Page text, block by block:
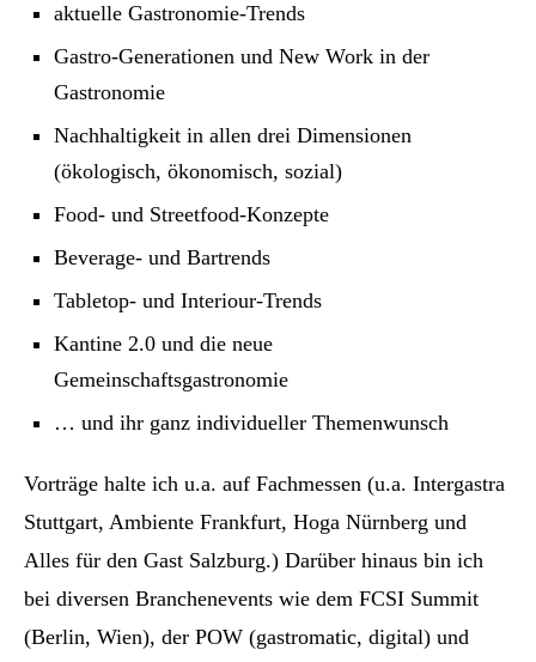
aktuelle Gastronomie-Trends
Gastro-Generationen und New Work in der
Gastronomie
Nachhaltigkeit in allen drei Dimensionen
(ökologisch, ökonomisch, sozial)
Food- und Streetfood-Konzepte
Beverage- und Bartrends
Tabletop- und Interiour-Trends
Kantine 2.0 und die neue
Gemeinschaftsgastronomie
… und ihr ganz individueller Themenwunsch
Vorträge halte ich u.a. auf Fachmessen (u.a. Intergastra
Stuttgart, Ambiente Frankfurt, Hoga Nürnberg und
Alles für den Gast Salzburg.) Darüber hinaus bin ich
bei diversen Branchenevents wie dem FCSI Summit
(Berlin, Wien), der POW (gastromatic, digital) und